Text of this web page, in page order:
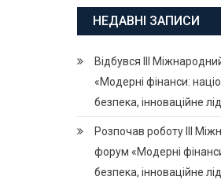
НЕДАВНІ ЗАПИСИ
Відбувся ІІІ
«Модерні фінанси:
безпека, інноваційне
Розпочав роботу ІІІ
форум «Модерні
безпека, інноваційне